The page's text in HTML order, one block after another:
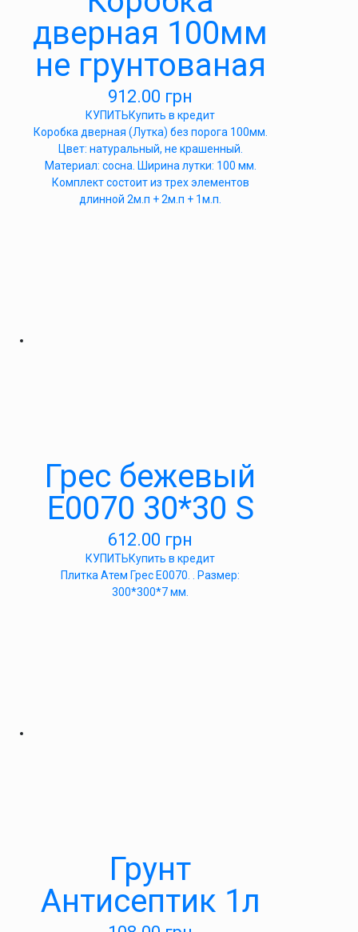
дверная 100мм
не грунтованая
912.00 грн
КУПИТЬКупить в кредит
Коробка дверная (Лутка) без порога 100мм.
Цвет: натуральный, не крашенный.
Материал: сосна. Ширина лутки: 100 мм.
Комплект состоит из трех элементов
длинной 2м.п + 2м.п + 1м.п.
Грес бежевый
E0070 30*30 S
612.00 грн
КУПИТЬКупить в кредит
Плитка Атем Грес Е0070. . Размер:
300*300*7 мм.
Грунт
Антисептик 1л